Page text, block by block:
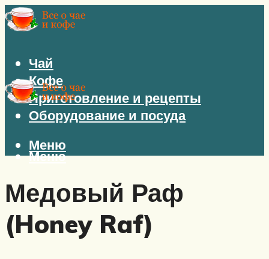
Чай
Кофе
Приготовление и рецепты
Оборудование и посуда
Меню
Меню
Медовый Раф
(Honey Raf)